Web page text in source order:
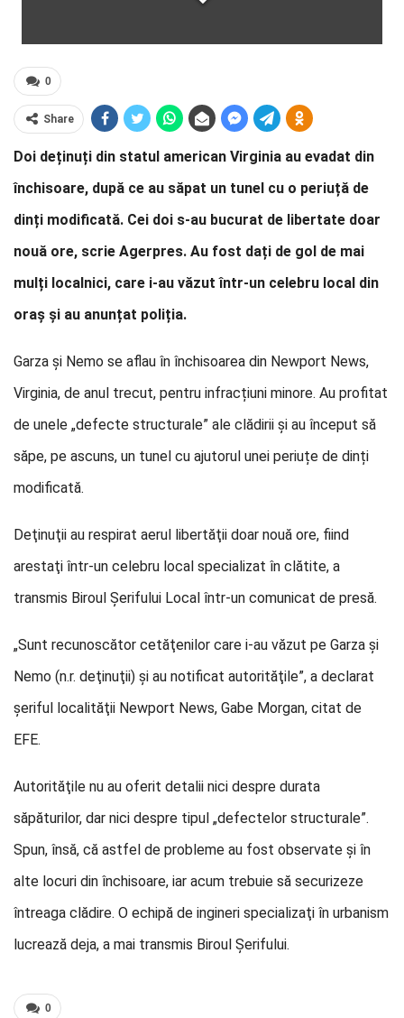
0
Share
Doi deținuți din statul american Virginia au evadat din
închisoare, după ce au săpat un tunel cu o periuță de
dinți modificată. Cei doi s-au bucurat de libertate doar
nouă ore, scrie Agerpres. Au fost dați de gol de mai
mulți localnici, care i-au văzut într-un celebru local din
oraș și au anunțat poliția.
Garza și Nemo se aflau în închisoarea din Newport News,
Virginia, de anul trecut, pentru infracțiuni minore. Au profitat
de unele „defecte structurale” ale clădirii și au început să
săpe, pe ascuns, un tunel cu ajutorul unei periuțe de dinți
modificată.
Deţinuţii au respirat aerul libertăţii doar nouă ore, fiind
arestaţi într-un celebru local specializat în clătite, a
transmis Biroul Şerifului Local într-un comunicat de presă.
„Sunt recunoscător cetăţenilor care i-au văzut pe Garza şi
Nemo (n.r. deţinuţii) şi au notificat autorităţile”, a declarat
şeriful localităţii Newport News, Gabe Morgan, citat de
EFE.
Autorităţile nu au oferit detalii nici despre durata
săpăturilor, dar nici despre tipul „defectelor structurale”.
Spun, însă, că astfel de probleme au fost observate şi în
alte locuri din închisoare, iar acum trebuie să securizeze
întreaga clădire. O echipă de ingineri specializaţi în urbanism
lucrează deja, a mai transmis Biroul Şerifului.
0